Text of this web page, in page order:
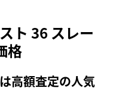
ト 36 スレー
格
高額査定の人気